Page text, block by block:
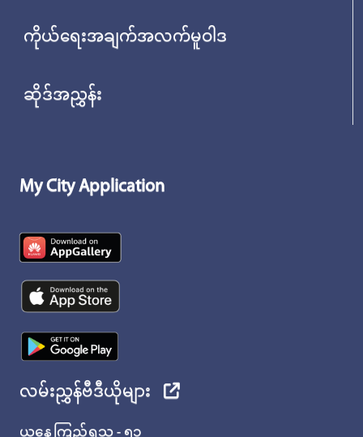
ကိုယ်ရေးအချက်အလက်မူဝါဒ
ဆိုဒ်အညွှန်း
My City Application
လမ်းညွှန်ဗီဒီယိုများ
ယနေ့ကြည့်ရှုသူ - ၅၁